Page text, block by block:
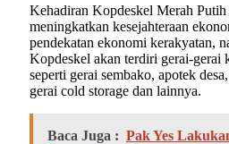
Kehadiran Kopdeskel Merah Putih
meningkatkan kesejahteraan
pendekatan ekonomi kerakyatan,
Kopdeskel akan terdiri gerai-gerai
seperti gerai sembako, apotek
gerai cold storage dan lainnya.
Baca Juga : Pak Yes